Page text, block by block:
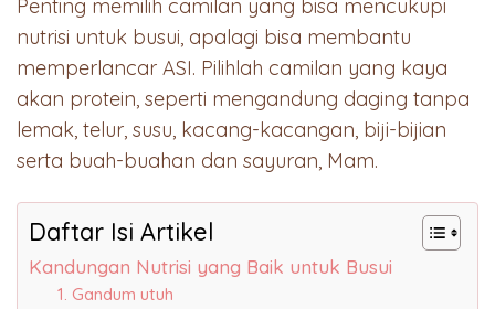
Penting memilih camilan yang bisa mencukupi
nutrisi untuk busui, apalagi bisa membantu
memperlancar ASI. Pilihlah camilan yang kaya
akan protein, seperti mengandung daging tanpa
lemak, telur, susu, kacang-kacangan, biji-bijian
serta buah-buahan dan sayuran, Mam.
Daftar Isi Artikel
Kandungan Nutrisi yang Baik untuk Busui
1. Gandum utuh